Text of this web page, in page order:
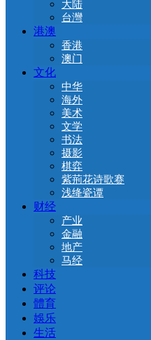
大陆
台灣
港澳
香港
澳门
文化
中华
海外
美术
文学
书法
摄影
棋弈
紫荊花诗歌赛
浅绛瓷谭
财经
产业
金融
地产
马经
科技
评论
體育
娛乐
生活